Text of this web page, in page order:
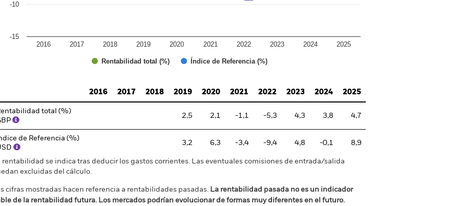
Rentabilidad total (%) Índice de Referencia (%)
2016 2017 2018 2019 2020 2021 2022 2023 2024 2025
-15
-10
2016
2017 2018 2019 2020 2021 2022 2023 2024 2025
total (%)
2,5 2,1 -1,1 -5,3 4,3 3,8 4,7
de Referencia (%)
3,2 6,3 -3,4 -9,4 4,8 -0,1 8,9
rentabilidad se indica tras deducir los gastos corrientes. Las eventuales comisiones de entrada/salida
excluidas del cálculo.
cifras mostradas hacen referencia a rentabilidades pasadas. La rentabilidad pasada no es un indicador
de la rentabilidad futura. Los mercados podrían evolucionar de formas muy diferentes en el futuro.